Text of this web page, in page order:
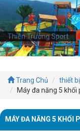
Thiên Trường Sport
Trang Chủ
thiết
Máy đa năng 5 khối
MÁY ĐA NĂNG 5 KHỐI